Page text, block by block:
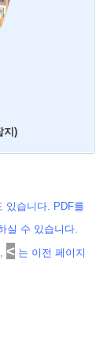
지)
있습니다. PDF를
실 수 있습니다.
< 는 이전 페이지